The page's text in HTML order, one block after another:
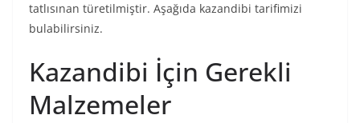
tatlısınan türetilmiştir. Aşağıda kazandibi tarifimizi
bulabilirsiniz.
Kazandibi İçin Gerekli
Malzemeler